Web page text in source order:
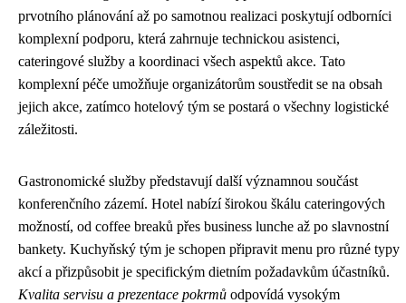
prvotního plánování až po samotnou realizaci poskytují odborníci
komplexní podporu, která zahrnuje technickou asistenci,
cateringové služby a koordinaci všech aspektů akce. Tato
komplexní péče umožňuje organizátorům soustředit se na obsah
jejich akce, zatímco hotelový tým se postará o všechny logistické
záležitosti.
Gastronomické služby představují další významnou součást
konferenčního zázemí. Hotel nabízí širokou škálu cateringových
možností, od coffee breaků přes business lunche až po slavnostní
bankety. Kuchyňský tým je schopen připravit menu pro různé typy
akcí a přizpůsobit je specifickým dietním požadavkům účastníků.
Kvalita servisu a prezentace pokrmů odpovídá vysokým